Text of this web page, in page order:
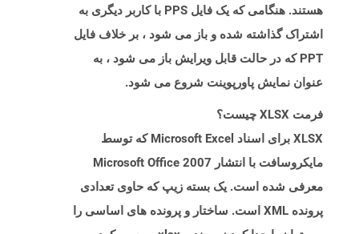
هستند. هنگامی که یک فایل PPS با کاربر دیگری به
اشتراک گذاشته شده و باز می شود ، بر خلاف فایل
PPT که در حالت قابل ویرایش باز می شود ، به
عنوان نمایش پاورپوینت شروع می شود.
فرمت XLSX چیست؟
XLSX برای اسناد Microsoft Excel که توسط
مایکروسافت با انتشار Microsoft Office 2007
معرفی شده است. یک بسته زیپ که حاوی تعدادی
پرونده XML است. ساختار و پرونده های اساسی را